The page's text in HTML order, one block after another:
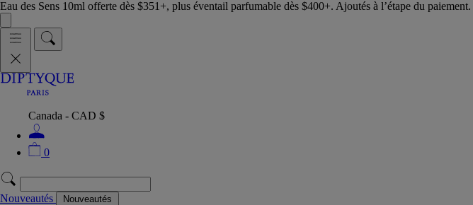
Eau des Sens 10ml offerte dès $351+, plus éventail parfumable dès $400+. Ajoutés à l’étape du paiement.
Canada - CAD $
0
Nouveautés Nouveautés